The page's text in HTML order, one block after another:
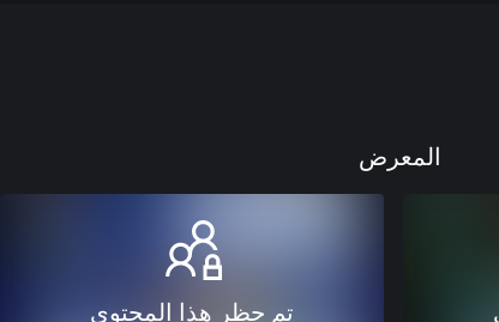
المعرض
تم حظر هذا المحتوى